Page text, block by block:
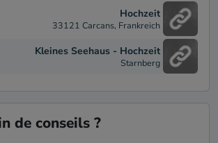
Hochzeit
33121 Carcans, Frankreich
Kleines Seehaus - Hochzeit
Starnberg
de conseils ?